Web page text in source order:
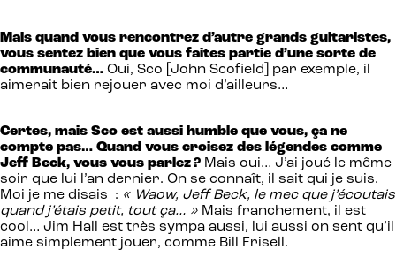
Mais quand vous rencontrez d’autre grands guitaristes,
vous sentez bien que vous faites partie d’une sorte de
communauté… Oui, Sco [John Scofield] par exemple, il
aimerait bien rejouer avec moi d’ailleurs…
Certes, mais Sco est aussi humble que vous, ça ne
compte pas… Quand vous croisez des légendes comme
Jeff Beck, vous vous parlez ? Mais oui… J’ai joué le même
soir que lui l’an dernier. On se connaît, il sait qui je suis.
Moi je me disais : « Waow, Jeff Beck, le mec que j’écoutais
quand j’étais petit, tout ça… » Mais franchement, il est
cool… Jim Hall est très sympa aussi, lui aussi on sent qu’il
aime simplement jouer, comme Bill Frisell.